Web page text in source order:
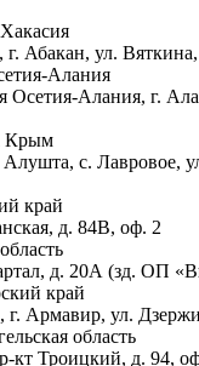
г. Абакан, ул.
Алания
Осетия-Алания, г.
Крым
с. Лавровое,
край
д. 84В, оф. 2
д. 20А (зд. ОП
край
г. Армавир, ул.
область
кт Троицкий, д. 94,